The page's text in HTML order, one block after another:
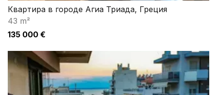
Квартира в городе Агиа Триада, Греция
43 m²
135 000 €